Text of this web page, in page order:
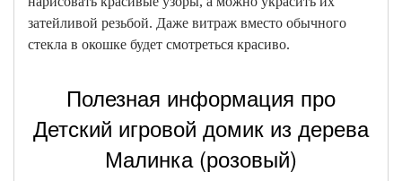
затейливой резьбой. Даже витраж вместо обычного
стекла в окошке будет смотреться красиво.
Полезная информация про
Детский игровой домик из дерева
Малинка (розовый)